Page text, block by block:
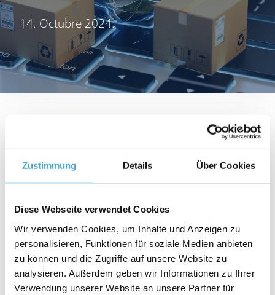
Zustimmung Details Über Cookies
Diese Webseite verwendet Cookies
Wir verwenden Cookies, um Inhalte und Anzeigen zu
personalisieren, Funktionen für soziale Medien anbieten
zu können und die Zugriffe auf unsere Website zu
analysieren. Außerdem geben wir Informationen zu Ihrer
Verwendung unserer Website an unsere Partner für
14. Octubre 2024.
¿Quiere preparar a sus empleados para el mundo
trabajen en equipo? Entonces, nuestros
administración de empresas o producción, con
nosotros los participantes se meten en el papel de
responsables de la toma de decisiones y
experimentan cómo sus estrategias hacen avanzar
a la empresa.